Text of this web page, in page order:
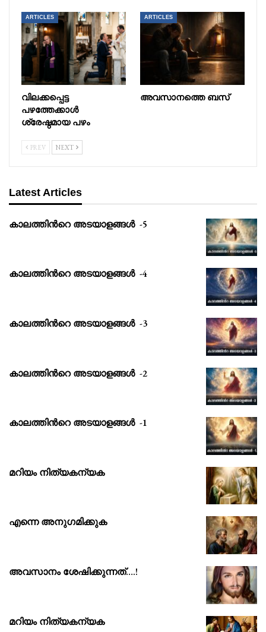
ARTICLES
വിലക്കപ്പെട്ട
പഴത്തേക്കാൾ
ശ്രേഷ്ഠമായ പഴം
ARTICLES
അവസാനത്തെ ബസ്
PREV NEXT
Latest Articles
കാലത്തിൻറെ അടയാളങ്ങൾ -5
കാലത്തിൻറെ അടയാളങ്ങൾ -4
കാലത്തിൻറെ അടയാളങ്ങൾ -3
കാലത്തിൻറെ അടയാളങ്ങൾ -2
കാലത്തിൻറെ അടയാളങ്ങൾ -1
മറിയം നിത്യകന്യക
എന്നെ അനുഗമിക്കുക
അവസാനം ശേഷിക്കുന്നത്….!
മറിയം നിത്യകന്യക